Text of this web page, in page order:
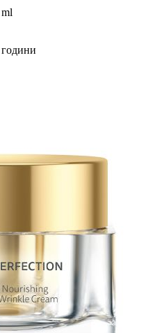
години